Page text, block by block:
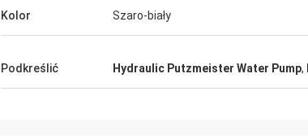
Kolor Szaro-biały
Podkreślić Hydraulic Putzmeister Water Pump,